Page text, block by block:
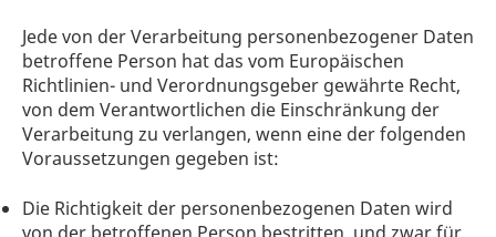
Jede von der Verarbeitung personenbezogener Daten
betroffene Person hat das vom Europäischen
Richtlinien- und Verordnungsgeber gewährte Recht,
von dem Verantwortlichen die Einschränkung der
Verarbeitung zu verlangen, wenn eine der folgenden
Voraussetzungen gegeben ist:
Die Richtigkeit der personenbezogenen Daten wird